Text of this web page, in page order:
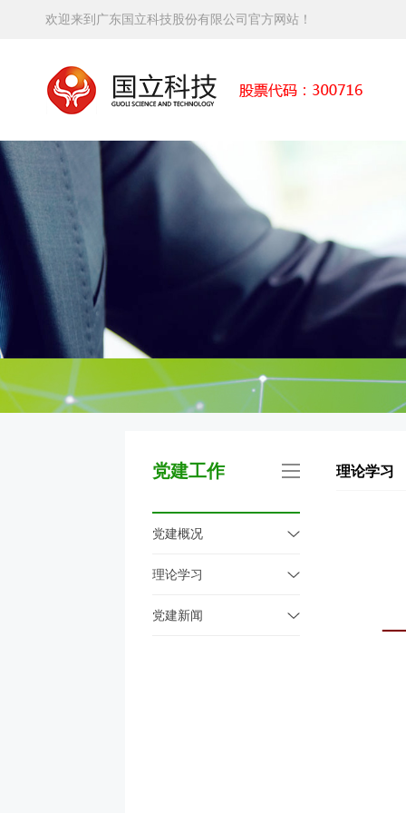
欢迎来到广东国立科技股份有限公司官方网站！
党建工作
党建概况
理论学习
党建新闻
理论学习